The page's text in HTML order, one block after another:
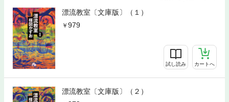
漂流教室〔文庫版〕（１）
979
試し読み カートへ
漂流教室〔文庫版〕（２）